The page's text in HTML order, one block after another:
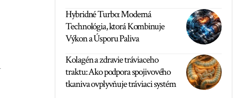
Hybridné Turbo: Moderná
Technológia, ktorá Kombinuje
Výkon a Úsporu Paliva
Kolagén a zdravie tráviaceho
traktu: Ako podpora spojivového
tkaniva ovplyvňuje tráviaci systém